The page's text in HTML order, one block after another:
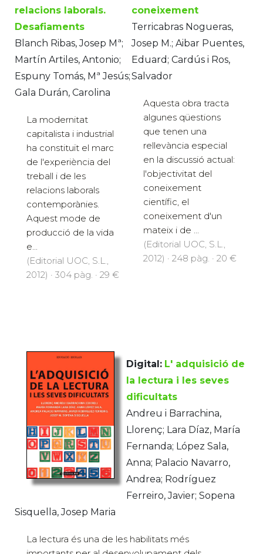
relacions laborals.
Desafiaments
Blanch Ribas, Josep Mª;
Martín Artiles, Antonio;
Espuny Tomás, Mª Jesús;
Gala Durán, Carolina
La modernitat
capitalista i industrial
ha constituït el marc
de l'experiència del
treball i de les
relacions laborals
contemporànies.
Aquest mode de
producció de la vida
e...
(Editorial UOC, S.L.,
2012) · 304 pàg. · 29 €
coneixement
Terricabras Nogueras,
Josep M.; Aibar Puentes,
Eduard; Cardús i Ros,
Salvador
Aquesta obra tracta
algunes qüestions
que tenen una
rellevància especial
en la discussió actual:
l'objectivitat del
coneixement
científic, el
coneixement d'un
mateix i de ...
(Editorial UOC, S.L.,
2012) · 248 pàg. · 20 €
Digital: L' adquisició de
la lectura i les seves
dificultats
Andreu i Barrachina,
Llorenç; Lara Díaz, María
Fernanda; López Sala,
Anna; Palacio Navarro,
Andrea; Rodríguez
Ferreiro, Javier; Sopena
Sisquella, Josep Maria
La lectura és una de les habilitats més